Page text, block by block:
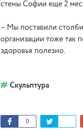
стены Софии еще 2
– Мы поставили
организации тоже так
здоровья полезно.
Скульптура
0